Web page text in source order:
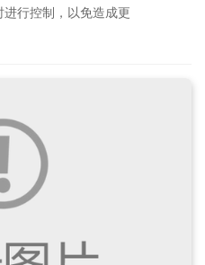
行控制，以免造成更